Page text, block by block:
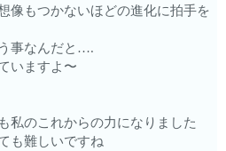
像もつかないほどの進化に拍手を
事なんだと….
いますよ〜
私のこれからの力になりました
も難しいですね